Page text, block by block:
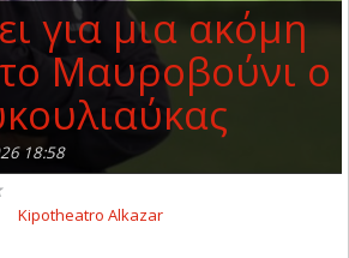
για μια ακόμη
Μαυροβούνι ο
18:58